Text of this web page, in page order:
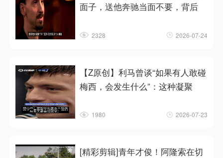
面子，送他奔驰当面不要，背后
2328 2026-07-24
【Z原创】利马曾谈“如果有人敢碰
梅西，会发生什么”：这种凝聚
1980 2026-07-23
[精彩剪辑]青年才俊！阿隆索在切